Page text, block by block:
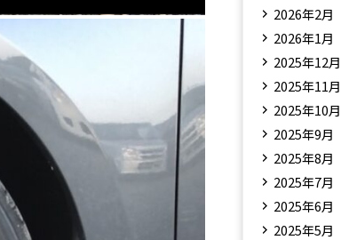
2026年2月
2026年1月
2025年12月
2025年11月
2025年10月
2025年9月
2025年8月
2025年7月
2025年6月
2025年5月